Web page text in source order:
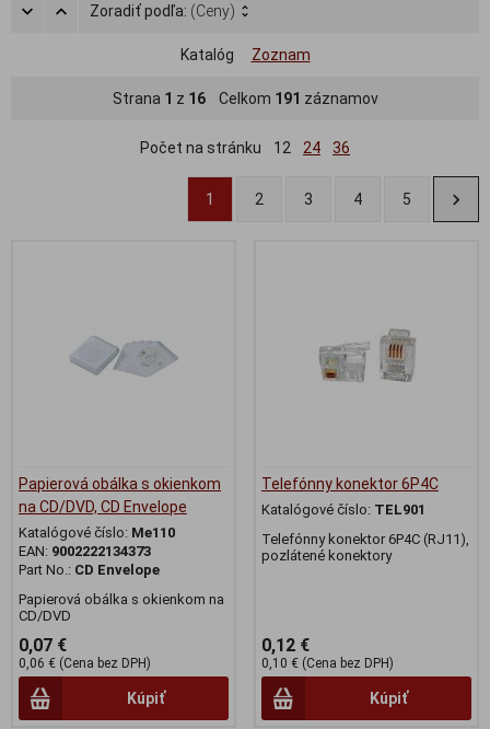
Zoradiť podľa: (Ceny)
Katalóg Zoznam
Strana 1 z 16Celkom 191 záznamov
Počet na stránku 12 24 36
1 2 3 4 5
Papierová obálka s okienkom
na CD/DVD, CD Envelope
Katalógové číslo: Me110
EAN: 9002222134373
Part No.: CD Envelope
Papierová obálka s okienkom na
CD/DVD
0,07 €
0,06 € (Cena bez DPH)
Kúpiť
Telefónny konektor 6P4C
Katalógové číslo: TEL901
Telefónny konektor 6P4C (RJ11),
pozlátené konektory
0,12 €
0,10 € (Cena bez DPH)
Kúpiť